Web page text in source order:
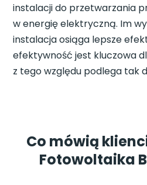
instalacji do przetwarzania
w energię elektryczną. Im
instalacja osiąga lepsze
efektywność jest kluczowa
z tego względu podlega tak
Co mówią
Fotowoltaika